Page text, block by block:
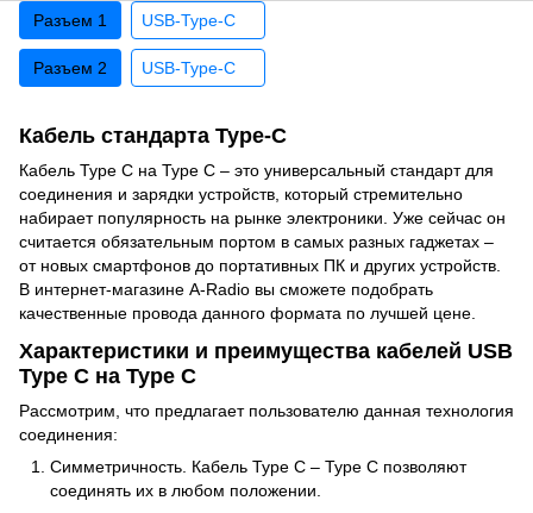
Кабель стандарта Type-C
Кабель Type C на Type C – это универсальный стандарт для
соединения и зарядки устройств, который стремительно
набирает популярность на рынке электроники. Уже сейчас он
считается обязательным портом в самых разных гаджетах –
от новых смартфонов до портативных ПК и других устройств.
В интернет-магазине A-Radio вы сможете подобрать
качественные провода данного формата по лучшей цене.
Характеристики и преимущества кабелей USB
Type C на Type C
Рассмотрим, что предлагает пользователю данная технология
соединения:
Симметричность. Кабель Type C – Type C позволяют
соединять их в любом положении.
Разъем 1 USB-Type-C
Разъем 2 USB-Type-C